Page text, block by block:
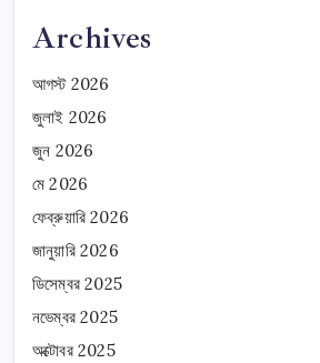
Archives
আগস্ট 2026
জুলাই 2026
জুন 2026
মে 2026
ফেব্রুয়ারি 2026
জানুয়ারি 2026
ডিসেম্বর 2025
নভেম্বর 2025
অক্টোবর 2025